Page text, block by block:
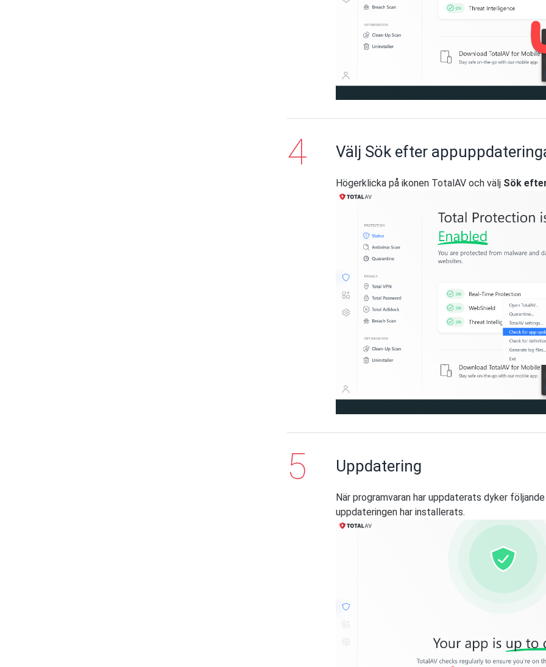
Välj Sök efter
Högerklicka på ikonen TotalAV och välj Sök
Uppdatering
När programvaran har uppdaterats dyker
uppdateringen har installerats.